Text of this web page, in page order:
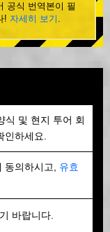
공식 번역본이 필
! 자세히 보기 .
식 및 현지 투어 회
인하세요.
동의하시고, 유효
바랍니다.